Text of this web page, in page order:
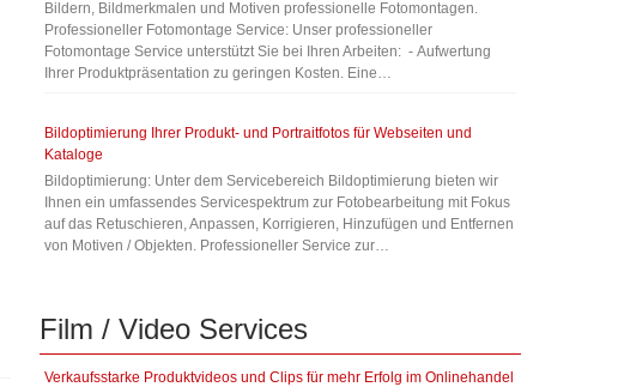
Bildern, Bildmerkmalen und Motiven professionelle Fotomontagen.
Professioneller Fotomontage Service: Unser professioneller
Fotomontage Service unterstützt Sie bei Ihren Arbeiten: - Aufwertung
Ihrer Produktpräsentation zu geringen Kosten. Eine…
Bildoptimierung Ihrer Produkt- und Portraitfotos für Webseiten und
Kataloge
Bildoptimierung: Unter dem Servicebereich Bildoptimierung bieten wir
Ihnen ein umfassendes Servicespektrum zur Fotobearbeitung mit Fokus
auf das Retuschieren, Anpassen, Korrigieren, Hinzufügen und Entfernen
von Motiven / Objekten. Professioneller Service zur…
Film / Video Services
Verkaufsstarke Produktvideos und Clips für mehr Erfolg im Onlinehandel